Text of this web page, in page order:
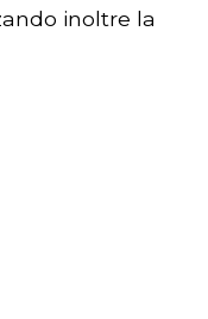
inoltre la